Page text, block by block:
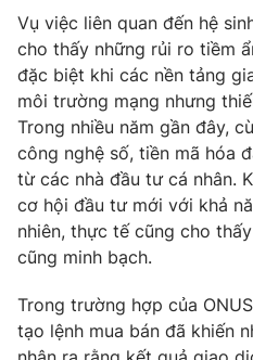
Vụ việc liên quan đến hệ
cho thấy những rủi ro tiềm
đặc biệt khi các nền tảng
môi trường mạng nhưng
Trong nhiều năm gần đây,
công nghệ số, tiền mã hóa
từ các nhà đầu tư cá nhân.
cơ hội đầu tư mới với khả
nhiên, thực tế cũng cho
cũng minh bạch.
Trong trường hợp của
tạo lệnh mua bán đã khiến